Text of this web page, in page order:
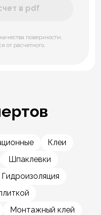
в pdf
поверхности,
от расчетного.
Клеи
Шпаклевки
Гидроизоляция
Монтажный клей